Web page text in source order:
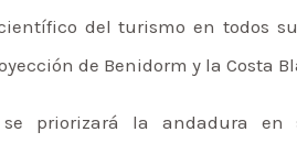
del turismo en todos
de Benidorm y la Costa
priorizará la andadura en